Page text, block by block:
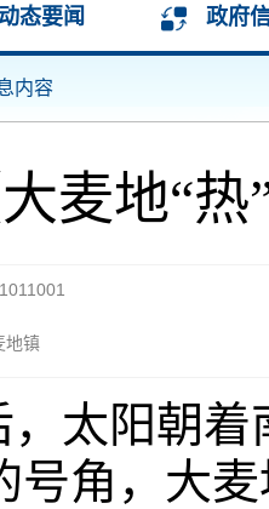
动态要闻 政府
内容
大麦地“
地镇
，太阳朝
号角，大